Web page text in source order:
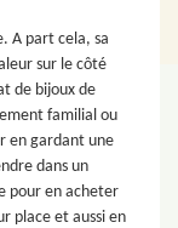
A part cela, sa
sur le côté
de bijoux de
familial ou
en gardant une
dans un
pour en acheter
place et aussi en